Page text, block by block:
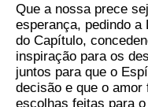
Que a nossa prece
esperança, pedindo a
do Capítulo,
inspiração para os
juntos para que o
decisão e que o
escolhas feitas para